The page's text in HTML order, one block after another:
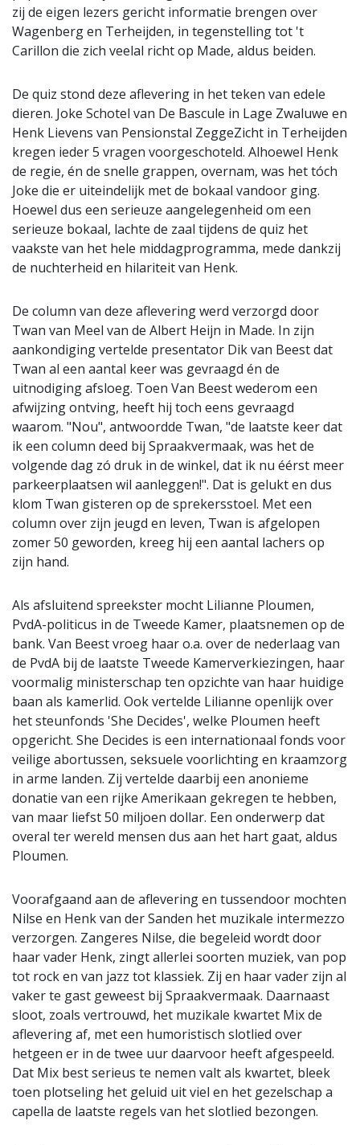
zij de eigen lezers gericht informatie brengen over
Wagenberg en Terheijden, in tegenstelling tot 't
Carillon die zich veelal richt op Made, aldus beiden.
De quiz stond deze aflevering in het teken van edele
dieren. Joke Schotel van De Bascule in Lage Zwaluwe en
Henk Lievens van Pensionstal ZeggeZicht in Terheijden
kregen ieder 5 vragen voorgeschoteld. Alhoewel Henk
de regie, én de snelle grappen, overnam, was het tóch
Joke die er uiteindelijk met de bokaal vandoor ging.
Hoewel dus een serieuze aangelegenheid om een
serieuze bokaal, lachte de zaal tijdens de quiz het
vaakste van het hele middagprogramma, mede dankzij
de nuchterheid en hilariteit van Henk.
De column van deze aflevering werd verzorgd door
Twan van Meel van de Albert Heijn in Made. In zijn
aankondiging vertelde presentator Dik van Beest dat
Twan al een aantal keer was gevraagd én de
uitnodiging afsloeg. Toen Van Beest wederom een
afwijzing ontving, heeft hij toch eens gevraagd
waarom. "Nou", antwoordde Twan, "de laatste keer dat
ik een column deed bij Spraakvermaak, was het de
volgende dag zó druk in de winkel, dat ik nu éérst meer
parkeerplaatsen wil aanleggen!". Dat is gelukt en dus
klom Twan gisteren op de sprekersstoel. Met een
column over zijn jeugd en leven, Twan is afgelopen
zomer 50 geworden, kreeg hij een aantal lachers op
zijn hand.
Als afsluitend spreekster mocht Lilianne Ploumen,
PvdA-politicus in de Tweede Kamer, plaatsnemen op de
bank. Van Beest vroeg haar o.a. over de nederlaag van
de PvdA bij de laatste Tweede Kamerverkiezingen, haar
voormalig ministerschap ten opzichte van haar huidige
baan als kamerlid. Ook vertelde Lilianne openlijk over
het steunfonds 'She Decides', welke Ploumen heeft
opgericht. She Decides is een internationaal fonds voor
veilige abortussen, seksuele voorlichting en kraamzorg
in arme landen. Zij vertelde daarbij een anonieme
donatie van een rijke Amerikaan gekregen te hebben,
van maar liefst 50 miljoen dollar. Een onderwerp dat
overal ter wereld mensen dus aan het hart gaat, aldus
Ploumen.
Voorafgaand aan de aflevering en tussendoor mochten
Nilse en Henk van der Sanden het muzikale intermezzo
verzorgen. Zangeres Nilse, die begeleid wordt door
haar vader Henk, zingt allerlei soorten muziek, van pop
tot rock en van jazz tot klassiek. Zij en haar vader zijn al
vaker te gast geweest bij Spraakvermaak. Daarnaast
sloot, zoals vertrouwd, het muzikale kwartet Mix de
aflevering af, met een humoristisch slotlied over
hetgeen er in de twee uur daarvoor heeft afgespeeld.
Dat Mix best serieus te nemen valt als kwartet, bleek
toen plotseling het geluid uit viel en het gezelschap a
capella de laatste regels van het slotlied bezongen.